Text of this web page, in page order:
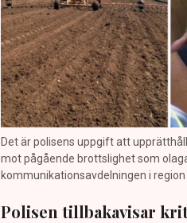
Det är polisens uppgift att
mot pågående brottslighet som
kommunikationsavdelningen i
Polisen tillbakavisar